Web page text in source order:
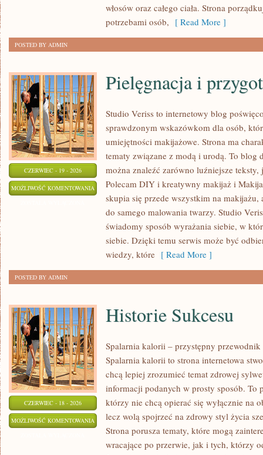
włosów oraz całego ciała. Strona
potrzebami osób, [ Read More ]
POSTED BY ADMIN
CZERWIEC - 19 - 2026
MOŻLIWOŚĆ KOMENTOWANIA PIELĘGNACJA
PRZYGOTOWANIE
SKÓRY
Pielęgnacja i
Studio Veriss to internetowy blog
sprawdzonym wskazówkom dla osób,
umiejętności makijażowe. Strona ma
tematy związane z modą i urodą. To blog
można znaleźć zarówno luźniejsze
Polecam DIY i kreatywny makijaż i
skupia się przede wszystkim na makijażu,
do samego malowania twarzy. Studio
świadomy sposób wyrażania siebie, w
siebie. Dzięki temu serwis może być
wiedzy, które [ Read More ]
POSTED BY ADMIN
CZERWIEC - 18 - 2026
MOŻLIWOŚĆ KOMENTOWANIA HISTORIE
SUKCESU
Historie Sukcesu
Spalarnia kalorii – przystępny przewodnik
Spalarnia kalorii to strona internetowa
chcą lepiej zrozumieć temat zdrowej
informacji podanych w prosty sposób. To
którzy nie chcą opierać się wyłącznie na
lecz wolą spojrzeć na zdrowy styl życia
Strona porusza tematy, które mogą
wracające po przerwie, jak i tych, którzy